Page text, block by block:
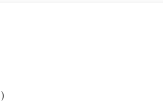
)